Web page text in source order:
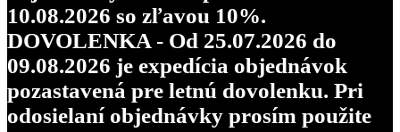
10.08.2026 so zľavou 10%.
DOVOLENKA - Od 25.07.2026 do
09.08.2026 je expedícia objednávok
pozastavená pre letnú dovolenku. Pri
odosielaní objednávky prosím použite